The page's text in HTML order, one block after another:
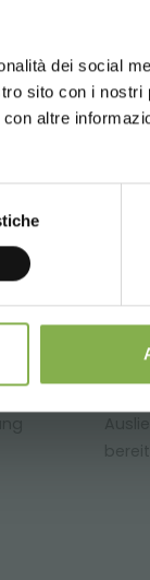
dei social
sito con i nostri
altreENGLISH
bereit
*
15.000 €